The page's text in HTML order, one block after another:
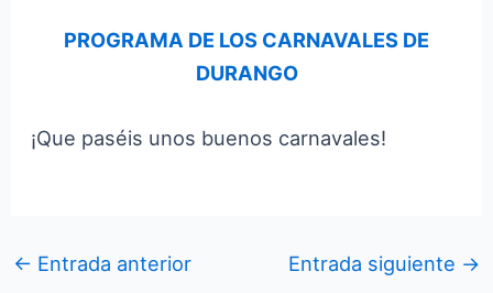
PROGRAMA DE LOS CARNAVALES DE
DURANGO
¡Que paséis unos buenos carnavales!
← Entrada anterior Entrada siguiente →